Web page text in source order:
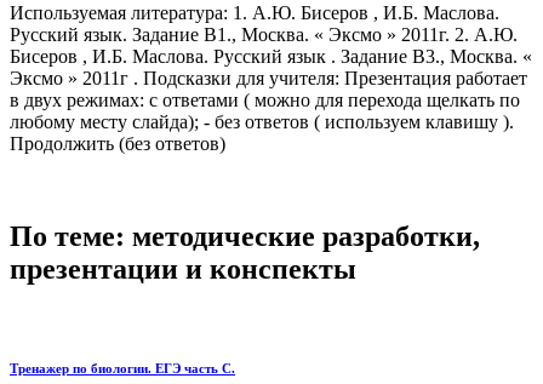
Используемая литература: 1. А.Ю. Бисеров , И.Б. Маслова.
Русский язык. Задание В1., Москва. « Эксмо » 2011г. 2. А.Ю.
Бисеров , И.Б. Маслова. Русский язык . Задание В3., Москва. «
Эксмо » 2011г . Подсказки для учителя: Презентация работает
в двух режимах: с ответами ( можно для перехода щелкать по
любому месту слайда); - без ответов ( используем клавишу ).
Продолжить (без ответов)
По теме: методические разработки,
презентации и конспекты
Тренажер по биологии. ЕГЭ часть С.